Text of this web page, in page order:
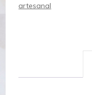
artesanal